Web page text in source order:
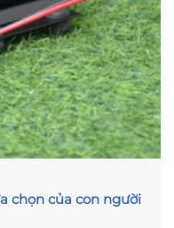
chọn của con người